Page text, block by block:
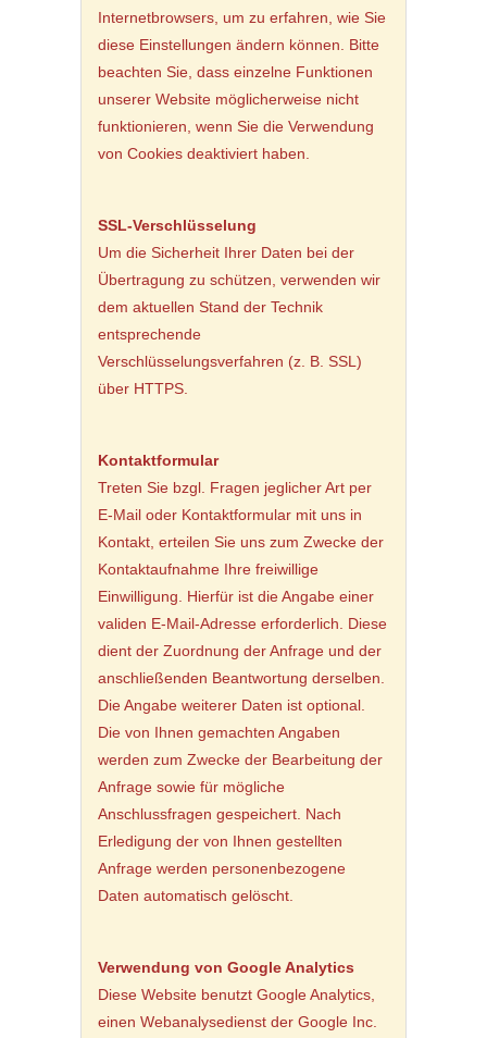
Internetbrowsers, um zu erfahren, wie Sie
diese Einstellungen ändern können. Bitte
beachten Sie, dass einzelne Funktionen
unserer Website möglicherweise nicht
funktionieren, wenn Sie die Verwendung
von Cookies deaktiviert haben.
SSL-Verschlüsselung
Um die Sicherheit Ihrer Daten bei der
Übertragung zu schützen, verwenden wir
dem aktuellen Stand der Technik
entsprechende
Verschlüsselungsverfahren (z. B. SSL)
über HTTPS.
Kontaktformular
Treten Sie bzgl. Fragen jeglicher Art per
E-Mail oder Kontaktformular mit uns in
Kontakt, erteilen Sie uns zum Zwecke der
Kontaktaufnahme Ihre freiwillige
Einwilligung. Hierfür ist die Angabe einer
validen E-Mail-Adresse erforderlich. Diese
dient der Zuordnung der Anfrage und der
anschließenden Beantwortung derselben.
Die Angabe weiterer Daten ist optional.
Die von Ihnen gemachten Angaben
werden zum Zwecke der Bearbeitung der
Anfrage sowie für mögliche
Anschlussfragen gespeichert. Nach
Erledigung der von Ihnen gestellten
Anfrage werden personenbezogene
Daten automatisch gelöscht.
Verwendung von Google Analytics
Diese Website benutzt Google Analytics,
einen Webanalysedienst der Google Inc.